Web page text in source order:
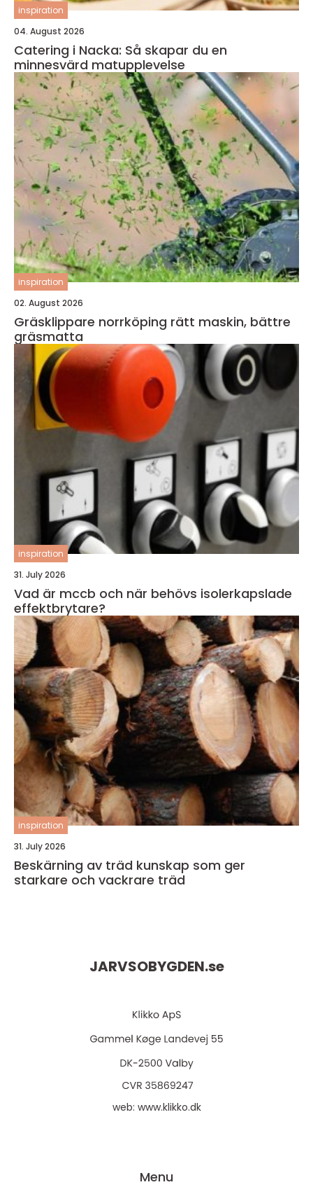
inspiration
04. August 2026
Catering i Nacka: Så skapar du en
minnesvärd matupplevelse
inspiration
02. August 2026
Gräsklippare norrköping rätt maskin, bättre
gräsmatta
inspiration
31. July 2026
Vad är mccb och när behövs isolerkapslade
effektbrytare?
inspiration
31. July 2026
Beskärning av träd kunskap som ger
starkare och vackrare träd
JARVSOBYGDEN.se
web: www.klikko.dk
Menu